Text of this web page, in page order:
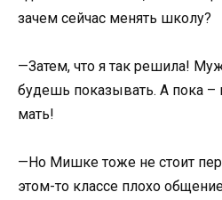
зачем сейчас менять школу?
—Затем, что я так решила!
будешь показывать. А пока –
мать!
—Но Мишке тоже не стоит
этом-то классе плохо